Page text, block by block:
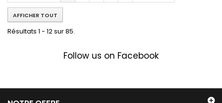
AFFICHER TOUT
Résultats 1 - 12 sur 85.
Follow us on Facebook